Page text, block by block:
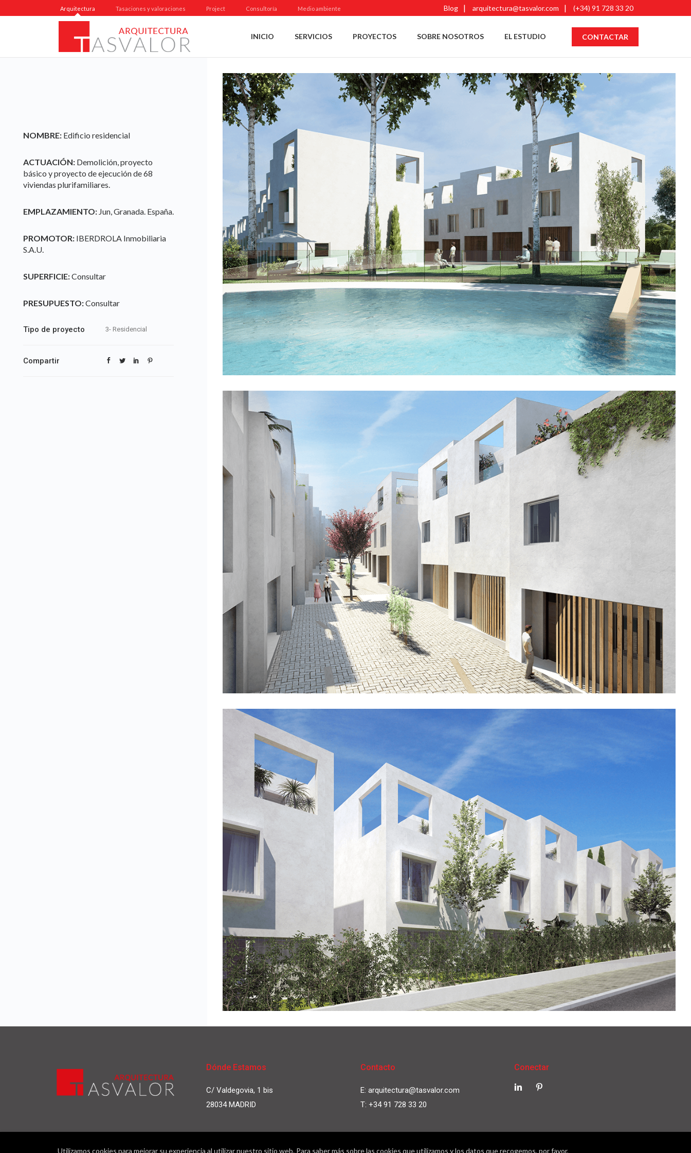
Arquitectura Tasaciones y valoraciones Project Consultoría Medio ambiente Blog arquitectura@tasvalor.com (+34) 91 728 33 20
CONTACTAR
INICIO SERVICIOS PROYECTOS SOBRE NOSOTROS EL ESTUDIO
NOMBRE: Edificio residencial
ACTUACIÓN: Demolición, proyecto
básico y proyecto de ejecución de 68
viviendas plurifamiliares.
EMPLAZAMIENTO: Jun, Granada. España.
PROMOTOR: IBERDROLA Inmobiliaria
S.A.U.
SUPERFICIE:Consultar
PRESUPUESTO:Consultar
Tipo de proyecto 3- Residencial
Compartir
Dónde Estamos
C/ Valdegovia, 1 bis
28034 MADRID
Contacto
E: arquitectura@tasvalor.com
T: +34 91 728 33 20
Conectar
Utilizamos cookies para mejorar su experiencia al utilizar nuestro sitio web. Para saber más sobre las cookies que utilizamos y los datos que recogemos, por favor,